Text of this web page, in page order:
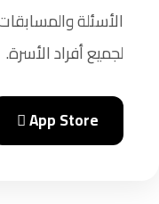
الأسئلة
لجميع أفراد الأسرة.
 App Store